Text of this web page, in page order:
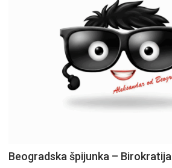
Beogradska špijunka – Birokratija